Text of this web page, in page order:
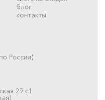
блог
контакты
России)
29 с1